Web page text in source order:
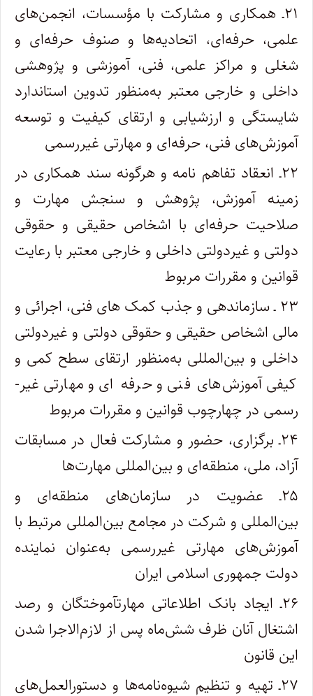
۲۱ـ همکاری و مشارکت با مؤسسات، انجمن‌‌های
علمی، حرفه‌‌‌‌‌ای، اتحادیه‌‌‌ها و صنوف حرفه‌ای و
شغلی و مراکز علمی، فنی، آموزشی و پژوهشی
داخلی و خارجی معتبر ‌‌به‌منظور تدوین استاندارد
شایستگی و ارزشیابی و ارتقای کیفیت و توسعه
آموزش‌های فنی، حرفه‌ای و مهارتی غیر‌رسمی
۲۲ـ انعقاد تفاهم ­نامه و هرگونه سند همکاری در
زمینه آموزش، پژوهش و سنجش مهارت و
صلاحیت حرفه‌ای با اشخاص حقیقی و حقوقی
دولتی و غیردولتی داخلی و خارجی معتبر با رعایت
قوانین و مقررات مربوط
۲۳ ـ سازماندهی و جذب کمک های فنی، اجرائی و
مالی اشخاص حقیقی و حقوقی دولتی و غیردولتی
داخلی و ‌‌‌‌‌بین‌المللی ‌به‌منظور ارتقای سطح کمی و
کیفی آموزش‌‌های فنی و حرفه­ ای و مهارتی غیر­
رسمی در چهارچوب قوانین و مقررات مربوط
۲۴ـ برگزاری، حضور و مشارکت فعال در مسابقات
آزاد، ملی، منطقه‌ای و ‌‌‌‌‌بین‌المللی مهارت‌ها
۲۵ـ عضویت در سازمان‌های منطقه‌ای و
بین‌المللی و شرکت در مجامع بین‌المللی مرتبط با
آموزش‌‌های مهارتی غیر‌رسمی به‌عنوان نماینده
دولت جمهوری اسلامی ایران
۲۶ـ ایجاد بانک اطلاعاتی مهارت­آموختگان و رصد
اشتغال آنان ظرف شش‌ماه پس از لازم‌الاجرا شدن
این قانون
۲۷ـ تهیه و تنظیم شیوه‌نامه‌‌‌ها و دستورالعمل‌های